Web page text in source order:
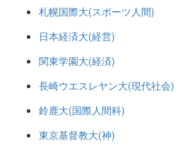
札幌国際大(スポーツ人間)
日本経済大(経営)
関東学園大(経済)
長崎ウエスレヤン大(現代社会)
鈴鹿大(国際人間科)
東京基督教大(神)